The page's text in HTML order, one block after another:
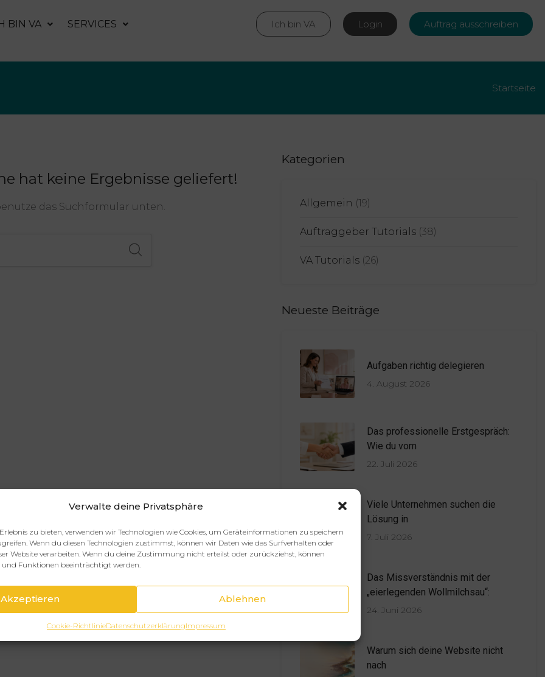
Verwalte deine Privatsphäre
zu bieten, verwenden wir Technologien wie Cookies, um Geräteinformationen zu speichern
Wenn du diesen Technologien zustimmst, können wir Daten wie das Surfverhalten oder
Website verarbeiten. Wenn du deine Zustimmung nicht erteilst oder zurückziehst, können
Funktionen beeinträchtigt werden.
Akzeptieren Ablehnen
Cookie-RichtlinieDatenschutzerklärungImpressum
BIN VA SERVICES Ich bin VA Login Auftrag ausschreiben
Startseite
hat keine Ergebnisse geliefert!
das Suchformular unten.
Kategorien
Allgemein (19)
Auftraggeber Tutorials (38)
VA Tutorials (26)
Neueste Beiträge
Aufgaben richtig delegieren
4. August 2026
Das professionelle Erstgespräch:
Wie du vom
22. Juli 2026
Viele Unternehmen suchen die
Lösung in
7. Juli 2026
Das Missverständnis mit der
„eierlegenden Wollmilchsau“:
24. Juni 2026
Warum sich deine Website nicht
nach